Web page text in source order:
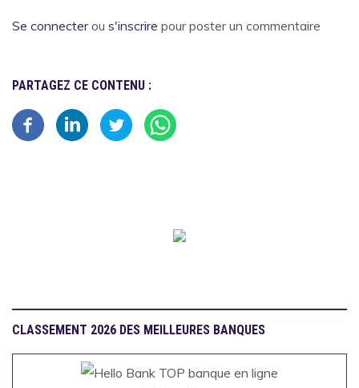
Se connecterou s'inscrire pour poster un commentaire
PARTAGEZ CE CONTENU :
CLASSEMENT 2026 DES MEILLEURES BANQUES